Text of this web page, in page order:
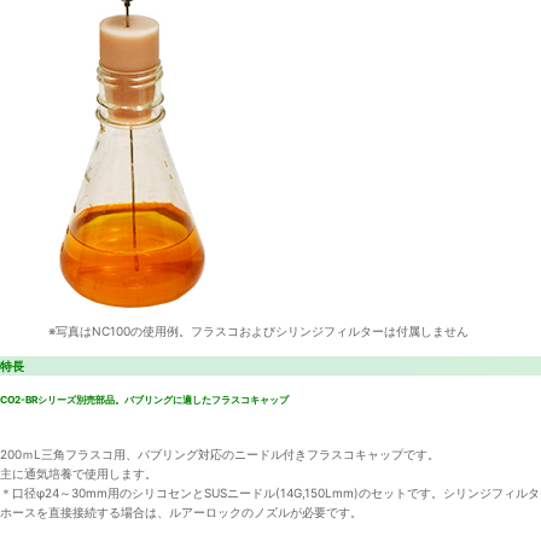
※写真はNC100の使用例。フラスコおよびシリンジフィルターは付属しません
特長
CO2-BRシリーズ別売部品。バブリングに適したフラスコキャップ
200ｍL三角フラスコ用、バブリング対応のニードル付きフラスコキャップです。
主に通気培養で使用します。
＊口径φ24～30mm用のシリコセンとSUSニードル(14G,150Lmm)のセットです。シリンジフィルタ
ホースを直接接続する場合は、ルアーロックのノズルが必要です。